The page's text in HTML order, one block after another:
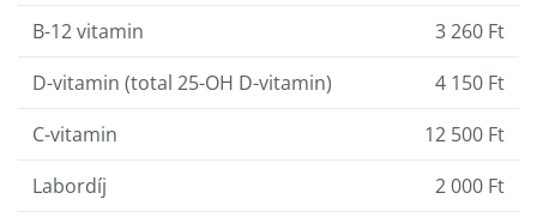
B-12 vitamin
3 260 Ft
D-vitamin (total 25-OH D-vitamin)
4 150 Ft
C-vitamin
12 500 Ft
Labordíj
2 000 Ft